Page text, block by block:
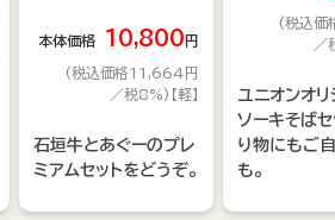
本体価格 10,800 円
(税込価格11,664円
／税8%)【軽】
石垣牛とあぐーのプレ
ミアムセットをどうぞ。
(税込
／
ユニオンオ
ソーキそばセ
り物にもご
も。